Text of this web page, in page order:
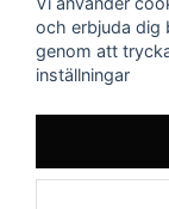
och erbjuda dig
genom att
inställningar